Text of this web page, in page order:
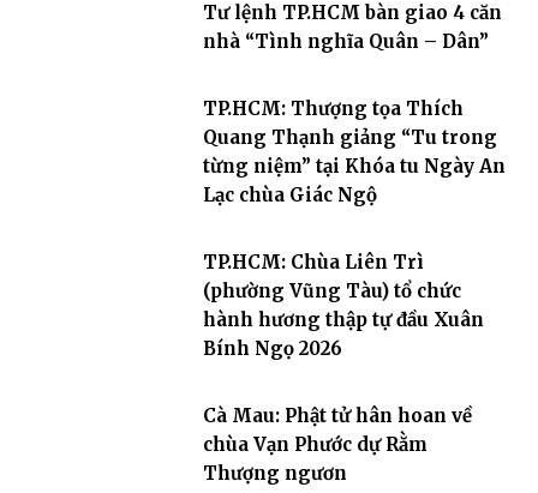
Tư lệnh TP.HCM bàn giao 4 căn
nhà “Tình nghĩa Quân – Dân”
TP.HCM: Thượng tọa Thích
Quang Thạnh giảng “Tu trong
từng niệm” tại Khóa tu Ngày An
Lạc chùa Giác Ngộ
TP.HCM: Chùa Liên Trì
(phường Vũng Tàu) tổ chức
hành hương thập tự đầu Xuân
Bính Ngọ 2026
Cà Mau: Phật tử hân hoan về
chùa Vạn Phước dự Rằm
Thượng ngươn